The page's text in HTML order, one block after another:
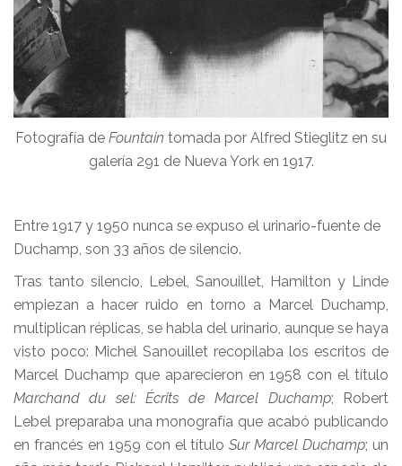
Fotografía de Fountain tomada por Alfred Stieglitz en su
galería 291 de Nueva York en 1917.
Entre 1917 y 1950 nunca se expuso el urinario-fuente de
Duchamp, son 33 años de silencio.
Tras tanto silencio, Lebel, Sanouillet, Hamilton y Linde
empiezan a hacer ruido en torno a Marcel Duchamp,
multiplican réplicas, se habla del urinario, aunque se haya
visto poco: Michel Sanouillet recopilaba los escritos de
Marcel Duchamp que aparecieron en 1958 con el título
Marchand du sel: Écrits de Marcel Duchamp; Robert
Lebel preparaba una monografía que acabó publicando
en francés en 1959 con el títuloSur Marcel Duchamp; un